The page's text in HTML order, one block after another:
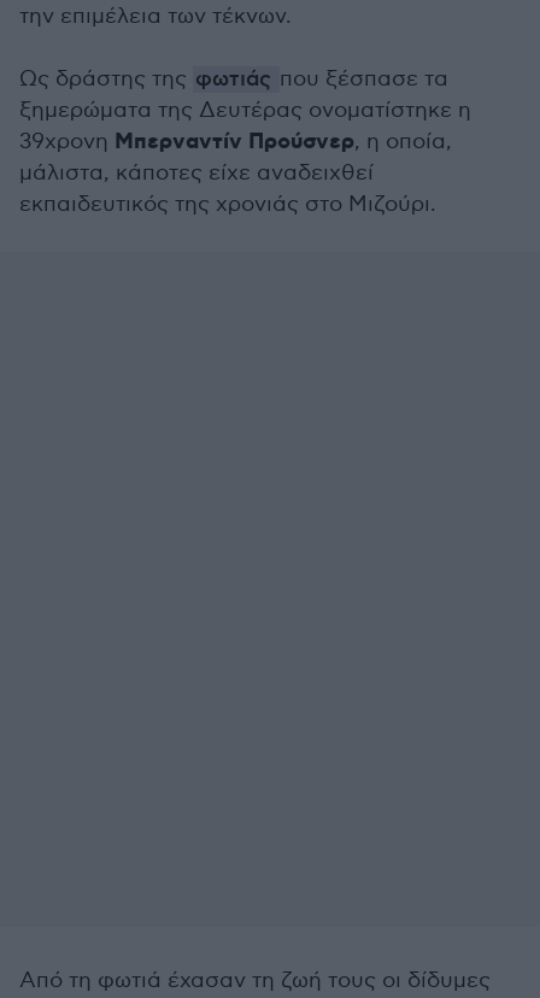
την επιμέλεια των τέκνων.
Ως δράστης της φωτιάς που ξέσπασε τα
ξημερώματα της Δευτέρας ονοματίστηκε η
39χρονη Μπερναντίν Προύσνερ, η οποία,
μάλιστα, κάποτες είχε αναδειχθεί
εκπαιδευτικός της χρονιάς στο Μιζούρι.
Από τη φωτιά έχασαν τη ζωή τους οι δίδυμες